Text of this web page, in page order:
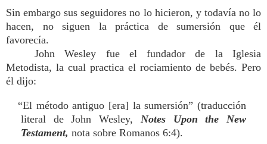
Sin embargo sus seguidores no lo hicieron, y todavía no lo
hacen, no siguen la práctica de sumersión que él
favorecía.
John Wesley fue el fundador de la Iglesia
Metodista, la cual practica el rociamiento de bebés. Pero
él dijo:
“El método antiguo [era] la sumersión” (traducción
literal de John Wesley, Notes Upon the New
Testament, nota sobre Romanos 6:4).